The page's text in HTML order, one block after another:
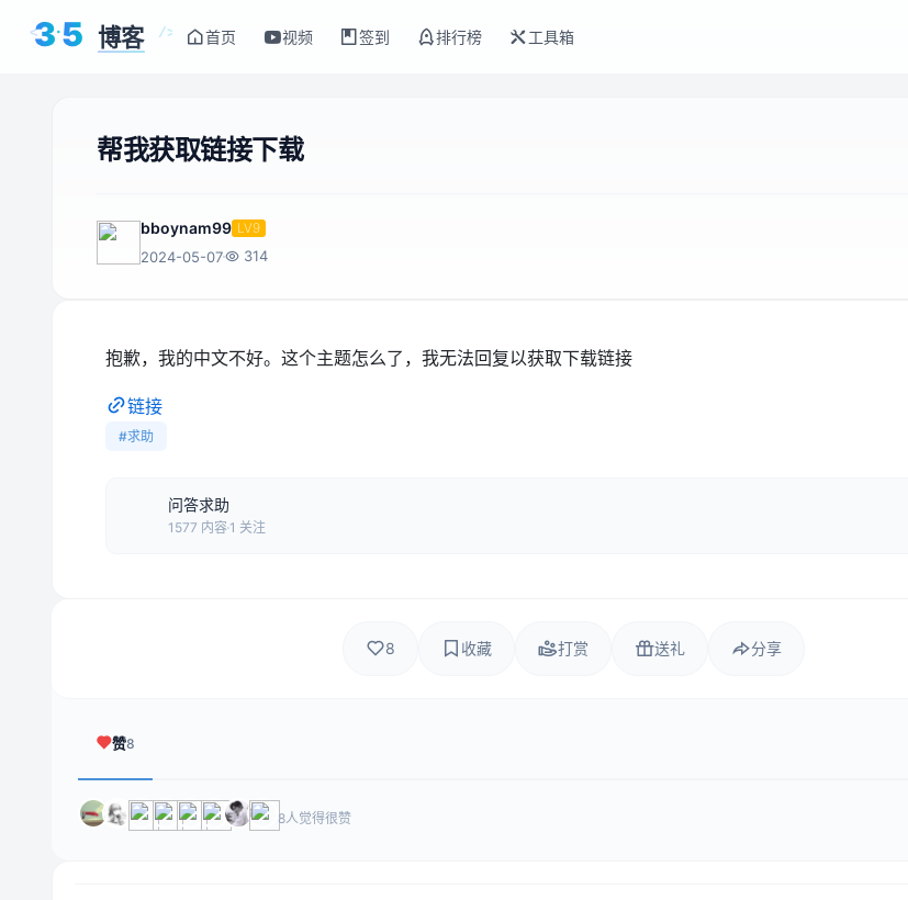
< />
35 博客 首页 视频 签到 排行榜 工具箱
帮我获取链接下载
bboynam99 LV9
2024-05-07 314
抱歉，我的中文不好。这个主题怎么了，我无法回复以获取下载链接
链接
#求助
问答求助
1577 内容 1 关注
8 收藏 打赏 送礼 分享
赞8
8人觉得很赞